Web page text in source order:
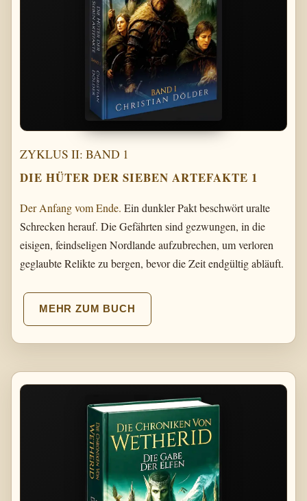
ZYKLUS II: BAND 1
DIE HÜTER DER SIEBEN ARTEFAKTE 1
Der Anfang vom Ende. Ein dunkler Pakt beschwört uralte
Schrecken herauf. Die Gefährten sind gezwungen, in die
eisigen, feindseligen Nordlande aufzubrechen, um verloren
geglaubte Relikte zu bergen, bevor die Zeit endgültig abläuft.
MEHR ZUM BUCH